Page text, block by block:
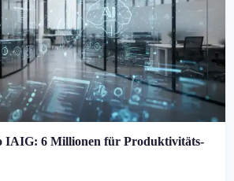
IAIG: 6 Millionen für Produktivitäts-